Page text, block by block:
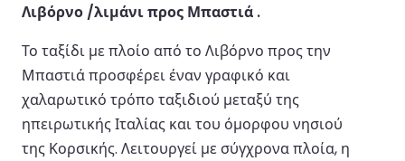
Λιβόρνο /λιμάνι προς Μπαστιά .
Το ταξίδι με πλοίο από το Λιβόρνο προς την
Μπαστιά προσφέρει έναν γραφικό και
χαλαρωτικό τρόπο ταξιδιού μεταξύ της
ηπειρωτικής Ιταλίας και του όμορφου νησιού
της Κορσικής. Λειτουργεί με σύγχρονα πλοία, η